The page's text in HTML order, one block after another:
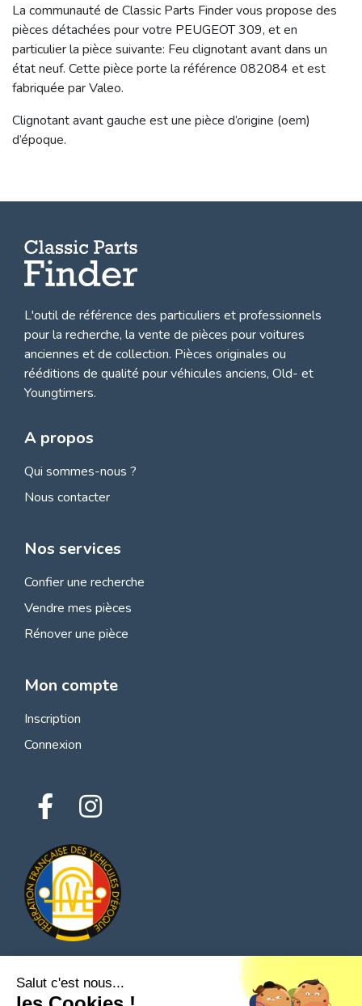
La communauté de Classic Parts Finder vous propose des
pièces détachées pour votre PEUGEOT 309, et en
particulier la pièce suivante: Feu clignotant avant dans un
état neuf. Cette pièce porte la référence 082084 et est
fabriquée par Valeo.
Clignotant avant gauche est une pièce d’origine (oem)
d’époque.
L'outil de référence des particuliers et professionnels
pour la recherche, la vente de pièces pour voitures
anciennes et de collection. Pièces originales ou
rééditions de qualité pour véhicules anciens, Old- et
Youngtimers.
A propos
Qui sommes-nous ?
Nous contacter
Nos services
Confier une recherche
Vendre mes pièces
Rénover une pièce
Mon compte
Inscription
Connexion
© 2026 Tous droits réservés - Classic Parts Finder
Salut c'est nous...